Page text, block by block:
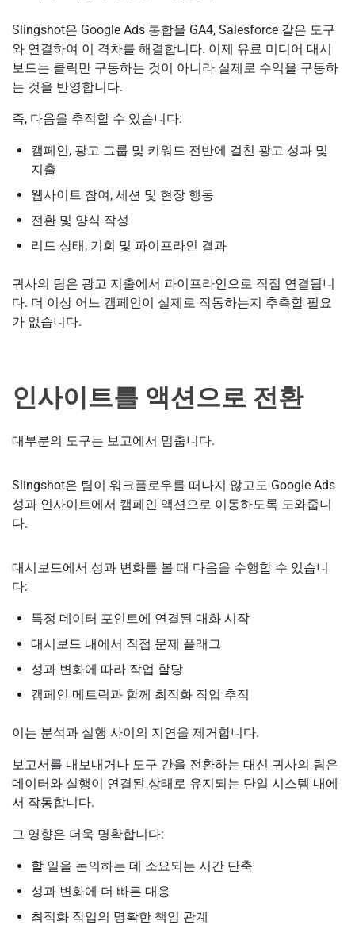
Slingshot은 Google Ads 통합을 GA4, Salesforce 같은 도구
와 연결하여 이 격차를 해결합니다. 이제 유료 미디어 대시
보드는 클릭만 구동하는 것이 아니라 실제로 수익을 구동하
는 것을 반영합니다.
즉, 다음을 추적할 수 있습니다:
캠페인, 광고 그룹 및 키워드 전반에 걸친 광고 성과 및
지출
웹사이트 참여, 세션 및 현장 행동
전환 및 양식 작성
리드 상태, 기회 및 파이프라인 결과
귀사의 팀은 광고 지출에서 파이프라인으로 직접 연결됩니
다. 더 이상 어느 캠페인이 실제로 작동하는지 추측할 필요
가 없습니다.
인사이트를 액션으로 전환
대부분의 도구는 보고에서 멈춥니다.
Slingshot은 팀이 워크플로우를 떠나지 않고도 Google Ads
성과 인사이트에서 캠페인 액션으로 이동하도록 도와줍니
다.
대시보드에서 성과 변화를 볼 때 다음을 수행할 수 있습니
다:
특정 데이터 포인트에 연결된 대화 시작
대시보드 내에서 직접 문제 플래그
성과 변화에 따라 작업 할당
캠페인 메트릭과 함께 최적화 작업 추적
이는 분석과 실행 사이의 지연을 제거합니다.
보고서를 내보내거나 도구 간을 전환하는 대신 귀사의 팀은
데이터와 실행이 연결된 상태로 유지되는 단일 시스템 내에
서 작동합니다.
그 영향은 더욱 명확합니다:
할 일을 논의하는 데 소요되는 시간 단축
성과 변화에 더 빠른 대응
최적화 작업의 명확한 책임 관계